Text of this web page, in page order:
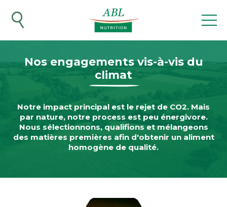
contenu
Nos engagements vis-à-vis du
climat
Notre impact principal est le rejet de CO2. Mais
par nature, notre process est peu énergivore.
Nous sélectionnons, qualifions et mélangeons
des matières premières afin d'obtenir un aliment
homogène de qualité.